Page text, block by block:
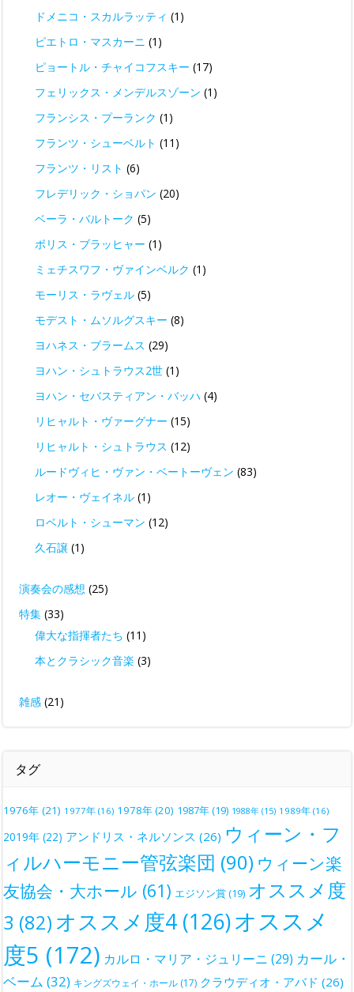
ドメニコ・スカルラッティ (1)
ピエトロ・マスカーニ (1)
ピョートル・チャイコフスキー (17)
フェリックス・メンデルスゾーン (1)
フランシス・プーランク (1)
フランツ・シューベルト (11)
フランツ・リスト (6)
フレデリック・ショパン (20)
ベーラ・バルトーク (5)
ボリス・ブラッヒャー (1)
ミェチスワフ・ヴァインベルク (1)
モーリス・ラヴェル (5)
モデスト・ムソルグスキー (8)
ヨハネス・ブラームス (29)
ヨハン・シュトラウス2世 (1)
ヨハン・セバスティアン・バッハ (4)
リヒャルト・ヴァーグナー (15)
リヒャルト・シュトラウス (12)
ルードヴィヒ・ヴァン・ベートーヴェン (83)
レオー・ヴェイネル (1)
ロベルト・シューマン (12)
久石譲 (1)
演奏会の感想 (25)
特集 (33)
偉大な指揮者たち (11)
本とクラシック音楽 (3)
雑感 (21)
タグ
1976年 (21) 1977年 (16) 1978年(20) 1987年(19) 1988年 (15) 1989年 (16)
2019年 (22) アンドリス・ネルソンス (26) ウィーン・フ
ィルハーモニー管弦楽団 (90) ウィーン楽
友協会・大ホール (61) エジソン賞(19) オススメ度
3 (82) オススメ度4 (126)オススメ
度5 (172) カルロ・マリア・ジュリーニ (29) カール・
ベーム (32) キングズウェイ・ホール (17) クラウディオ・アバド (26)